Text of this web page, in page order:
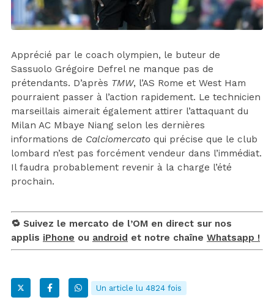
Apprécié par le coach olympien, le buteur de
Sassuolo Grégoire Defrel ne manque pas de
prétendants. D’après TMW, l’AS Rome et West Ham
pourraient passer à l’action rapidement. Le technicien
marseillais aimerait également attirer l’attaquant du
Milan AC Mbaye Niang selon les dernières
informations de Calciomercato qui précise que le club
lombard n’est pas forcément vendeur dans l’immédiat.
Il faudra probablement revenir à la charge l’été
prochain.
🔁 Suivez le mercato de l’OM en direct sur nos
applis iPhone ou android et notre chaîne Whatsapp !
Un article lu 4824 fois